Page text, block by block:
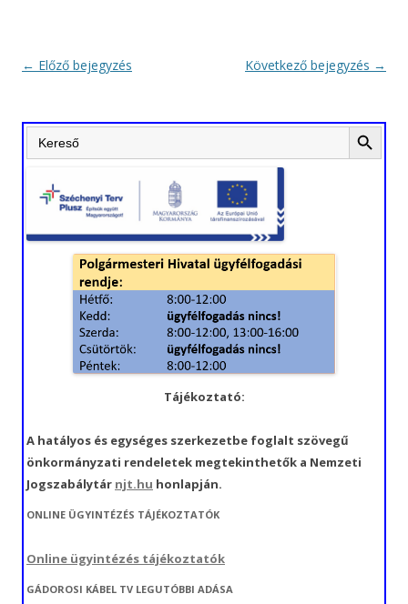
Bejegyzés
← Előző bejegyzés Következő bejegyzés →
Search
for:
Search Button
Tájékoztató:
A hatályos és egységes szerkezetbe foglalt szövegű
önkormányzati rendeletek megtekinthetők a Nemzeti
Jogszabálytár njt.hu honlapján.
ONLINE ÜGYINTÉZÉS TÁJÉKOZTATÓK
Online ügyintézés tájékoztatók
GÁDOROSI KÁBEL TV LEGUTÓBBI ADÁSA